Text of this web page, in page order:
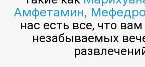
Амфетамин,
нас есть все, что
незабываемых